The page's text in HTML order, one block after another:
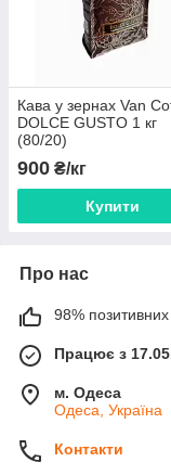
Кава у зернах Van
DOLCE GUSTO 1 кг
(80/20)
900 ₴/кг
Купити
Про нас
98% позитивних
Працює з
м. Одеса
Одеса, Україна
Контакти